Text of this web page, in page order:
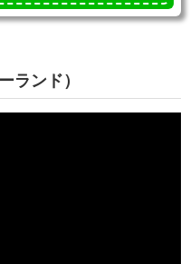
ランド）